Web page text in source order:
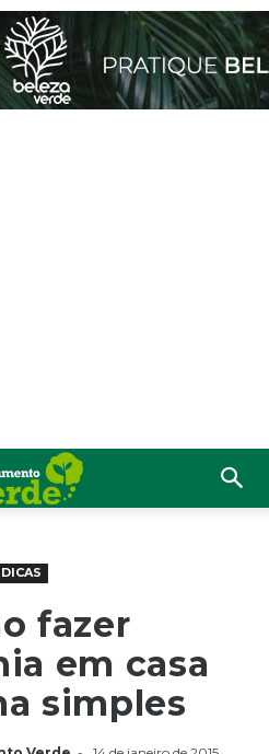
DICAS
fazer
em casa
simples